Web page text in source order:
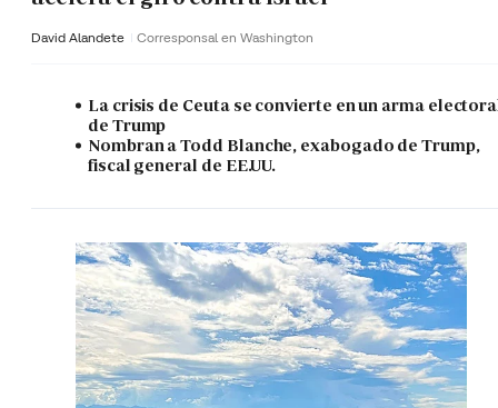
David Alandete Corresponsal en Washington
La crisis de Ceuta se convierte en un arma
de Trump
Nombran a Todd Blanche, exabogado de Trump,
fiscal general de EE.UU.